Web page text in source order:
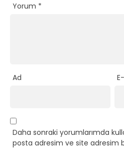
Yorum *
Ad
Daha sonraki yorumlarımda
posta adresim ve site adresim